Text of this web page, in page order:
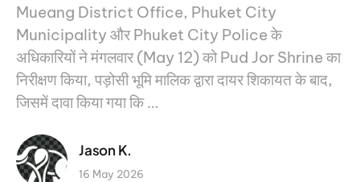
Mueang District Office, Phuket City
Municipality और Phuket City Police के
अधिकारियों ने मंगलवार (May 12) को Pud Jor Shrine का
निरीक्षण किया, पड़ोसी भूमि मालिक द्वारा दायर शिकायत के बाद,
जिसमें दावा किया गया कि …
Jason K.
16 May 2026